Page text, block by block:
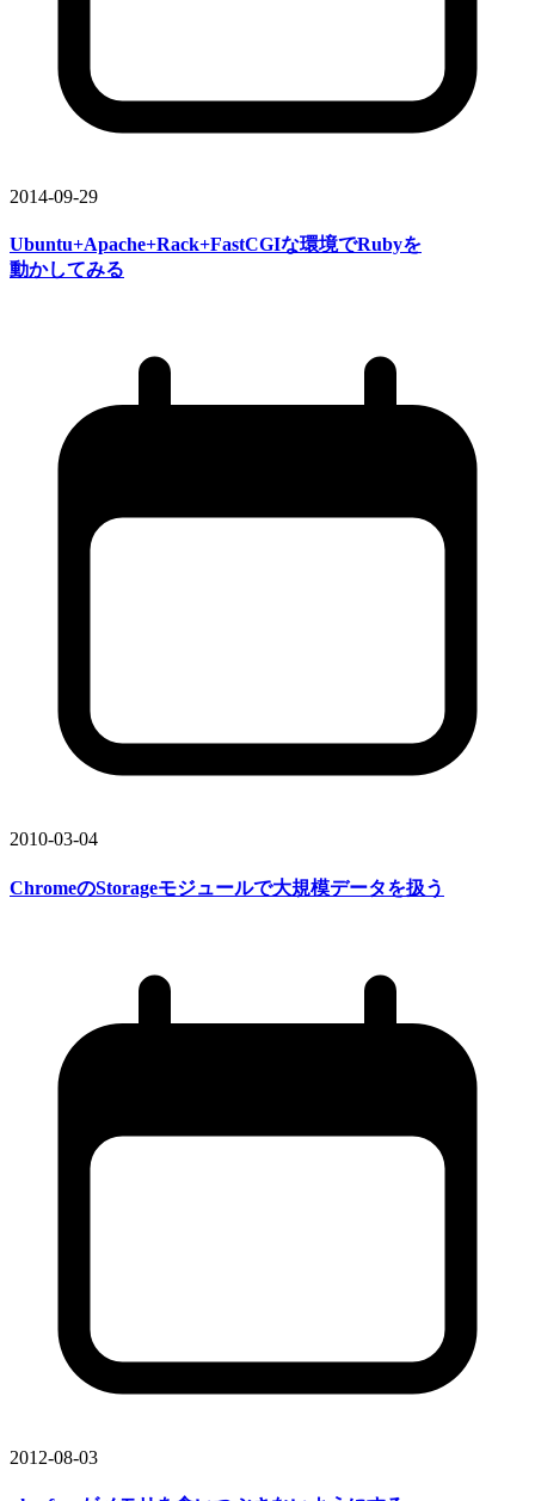
2014-09-29
Ubuntu+Apache+Rack+FastCGIな環境でRubyを
動かしてみる
2010-03-04
ChromeのStorageモジュールで大規模データを扱う
2012-08-03